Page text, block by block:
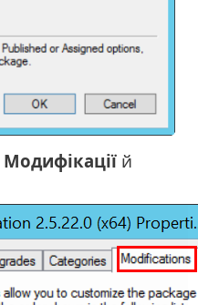
Модифікації й